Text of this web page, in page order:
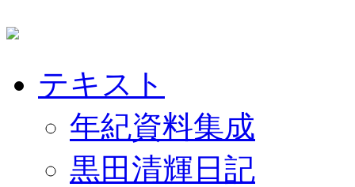
テキスト
年紀資料集成
黒田清輝日記